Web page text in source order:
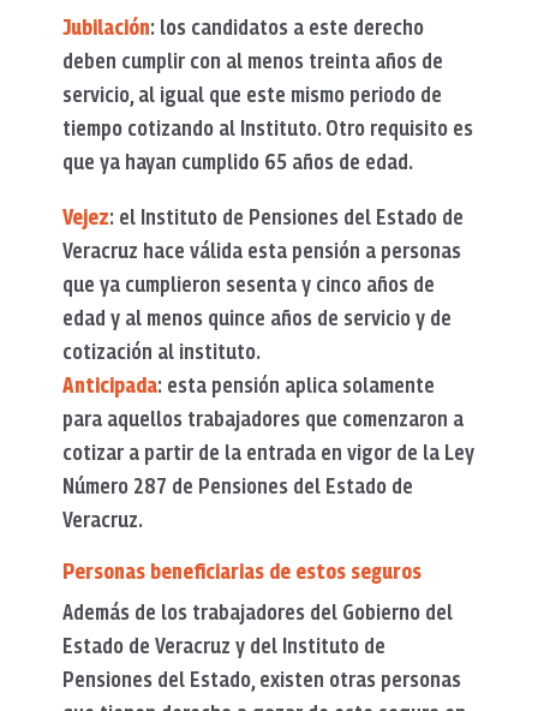
Jubilación: los candidatos a este derecho
deben cumplir con al menos treinta años de
servicio, al igual que este mismo periodo de
tiempo cotizando al Instituto. Otro requisito es
que ya hayan cumplido 65 años de edad.
Vejez: el Instituto de Pensiones del Estado de
Veracruz hace válida esta pensión a personas
que ya cumplieron sesenta y cinco años de
edad y al menos quince años de servicio y de
cotización al instituto.
Anticipada: esta pensión aplica solamente
para aquellos trabajadores que comenzaron a
cotizar a partir de la entrada en vigor de la Ley
Número 287 de Pensiones del Estado de
Veracruz.
Personas beneficiarias de estos seguros
Además de los trabajadores del Gobierno del
Estado de Veracruz y del Instituto de
Pensiones del Estado, existen otras personas